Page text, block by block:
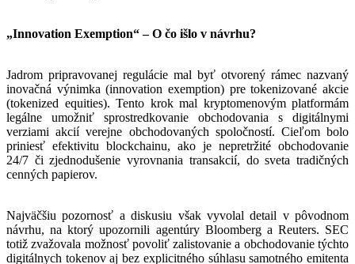
„Innovation Exemption“ – O čo išlo v návrhu?
Jadrom pripravovanej regulácie mal byť otvorený rámec nazvaný
inovačná výnimka (innovation exemption) pre tokenizované akcie
(tokenized equities). Tento krok mal kryptomenovým platformám
legálne umožniť sprostredkovanie obchodovania s digitálnymi
verziami akcií verejne obchodovaných spoločností. Cieľom bolo
priniesť efektivitu blockchainu, ako je nepretržité obchodovanie
24/7 či zjednodušenie vyrovnania transakcií, do sveta tradičných
cenných papierov.
Najväčšiu pozornosť a diskusiu však vyvolal detail v pôvodnom
návrhu, na ktorý upozornili agentúry Bloomberg a Reuters. SEC
totiž zvažovala možnosť povoliť zalistovanie a obchodovanie týchto
digitálnych tokenov aj bez explicitného súhlasu samotného emitenta